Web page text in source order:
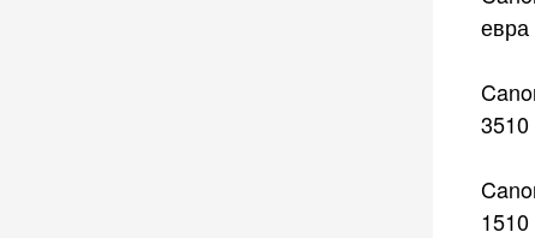
евра